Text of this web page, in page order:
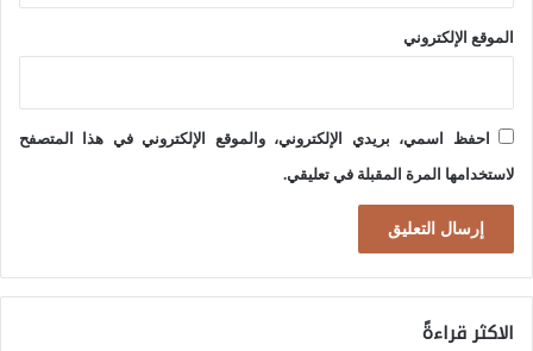
ف
ب
أ
م
"
ش
ر
ق
ل
الموقع الإلكتروني
احفظ اسمي، بريدي الإلكتروني، والموقع الإلكتروني في هذا المتصفح
لاستخدامها المرة المقبلة في تعليقي.
الاكثر قراءةً